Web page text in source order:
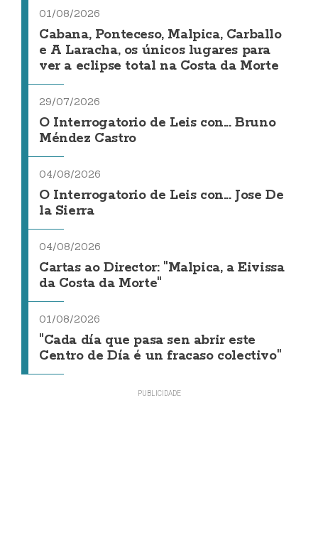
01/08/2026
Cabana, Ponteceso, Malpica, Carballo
e A Laracha, os únicos lugares para
ver a eclipse total na Costa da Morte
29/07/2026
O Interrogatorio de Leis con... Bruno
Méndez Castro
04/08/2026
O Interrogatorio de Leis con... Jose De
la Sierra
04/08/2026
Cartas ao Director: "Malpica, a Eivissa
da Costa da Morte"
01/08/2026
"Cada día que pasa sen abrir este
Centro de Día é un fracaso colectivo"